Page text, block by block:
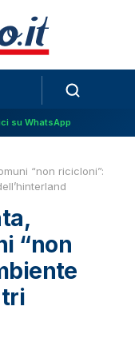
su WhatsApp
“non ricicloni”:
“non